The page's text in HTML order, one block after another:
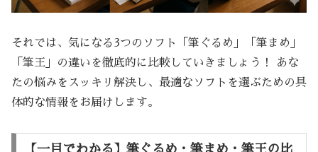
それでは、気になる3つのソフト「筆ぐるめ」「筆まめ」
「筆王」の違いを徹底的に比較していきましょう！ あな
たの悩みをスッキリ解決し、最適なソフトを選ぶための具
体的な情報をお届けします。
【一目でわかる】筆ぐるめ・筆まめ・筆王の比